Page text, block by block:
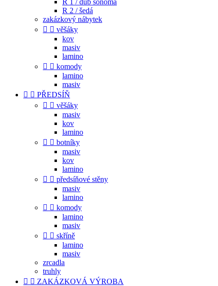
R 1 / dub sonoma
R 2 / šedá
zakázkový nábytek
  věšáky
kov
masiv
lamino
  komody
lamino
masiv
  PŘEDSÍŇ
  věšáky
masiv
kov
lamino
  botníky
masiv
kov
lamino
  předsíňové stěny
masiv
lamino
  komody
lamino
masiv
  skříně
lamino
masiv
zrcadla
truhly
  ZAKÁZKOVÁ VÝROBA